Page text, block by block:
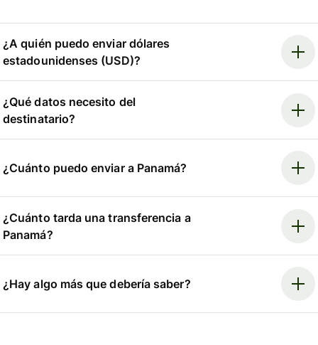
¿A quién puedo enviar dólares
estadounidenses (USD)?
¿Qué datos necesito del
destinatario?
¿Cuánto puedo enviar a Panamá?
¿Cuánto tarda una transferencia a
Panamá?
¿Hay algo más que debería saber?